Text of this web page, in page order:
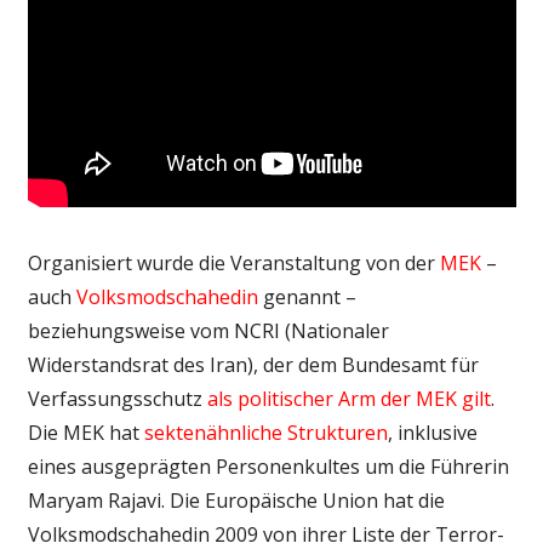
Organisiert wurde die Veranstaltung von der MEK–
auch Volksmodschahedin genannt –
beziehungsweise vom NCRI (Nationaler
Widerstandsrat des Iran), der dem Bundesamt für
Verfassungsschutz als politischer Arm der MEK gilt.
Die MEK hatsektenähnliche Strukturen, inklusive
eines ausgeprägten Personenkultes um die Führerin
Maryam Rajavi. Die Europäische Union hat die
Volksmodschahedin 2009 von ihrer Liste der Terror-